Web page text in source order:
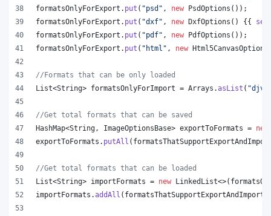
formatsOnlyForExport . put ( "psd" , new PsdOptions ());
formatsOnlyForExport . put ( "dxf" , new DxfOptions () {{
formatsOnlyForExport . put ( "pdf" , new PdfOptions ());
formatsOnlyForExport . put ( "html" , new Html5CanvasOptions
//Formats that can be only loaded
List<String> formatsOnlyForImport = Arrays .asList (
//Get total formats that can be saved
HashMap<String , ImageOptionsBase> exportToFormats = new
exportToFormats . putAll (
//Get total formats that can be loaded
List<String> importFormats = new LinkedList<>(
importFormats .addAll ( formatsThatSupportExportAndImport